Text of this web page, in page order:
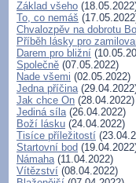
Základ všeho
To, co nemáš
Chvalozpěv na dobrotu
Příběh lásky pro
Darem pro bližní
Společně (07.05.2022)
Nade všemi (02.05.2022)
Jedna příčina
Jak chce On (28.04.2022)
Jediná síla(26.04.2022)
Boží lásku (24.04.2022)
Tisíce příležitostí
Startovní bod
Námaha(11.04.2022)
Vítězství (08.04.2022)